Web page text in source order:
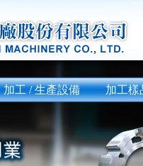
加工 / 生產設備 加工樣